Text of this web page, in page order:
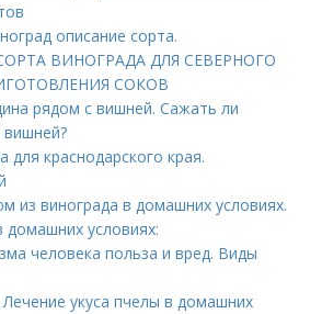
описание сорта.
ВИНОГРАДА ДЛЯ CЕВЕРНОГО
СОКОВ
рядом с вишней. Сажать ли
для краснодарского края.
из винограда в домашних условиях.
домашних условиях:
человека польза и вред. Виды
укуса пчелы в домашних